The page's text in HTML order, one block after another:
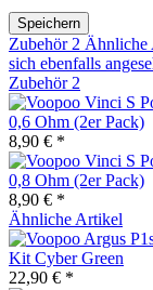
Speichern
Zubehör 2 Ähnliche
sich ebenfalls
Zubehör 2
0,6 Ohm (2er Pack)
8,90 € *
0,8 Ohm (2er Pack)
8,90 € *
Ähnliche Artikel
Kit Cyber Green
22,90 € *